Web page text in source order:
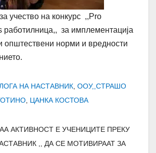
учество на конкурс ,,Pro
работилница,, за имплементација
општествени норми и вредности
НА НАСТАВНИК, ООУ,,СТРАШО
, ЦАНКА КОСТОВА
АКТИВНОСТ Е УЧЕНИЦИТЕ ПРЕКУ
,, ДА СЕ МОТИВИРААТ ЗА